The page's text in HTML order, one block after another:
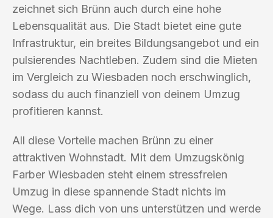
zeichnet sich Brünn auch durch eine hohe
Lebensqualität aus. Die Stadt bietet eine gute
Infrastruktur, ein breites Bildungsangebot und ein
pulsierendes Nachtleben. Zudem sind die Mieten
im Vergleich zu Wiesbaden noch erschwinglich,
sodass du auch finanziell von deinem Umzug
profitieren kannst.
All diese Vorteile machen Brünn zu einer
attraktiven Wohnstadt. Mit dem Umzugskönig
Farber Wiesbaden steht einem stressfreien
Umzug in diese spannende Stadt nichts im
Wege. Lass dich von uns unterstützen und werde